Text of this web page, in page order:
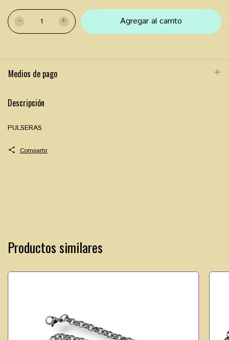
Medios de pago
Descripción
PULSERAS
Compartir
Productos similares